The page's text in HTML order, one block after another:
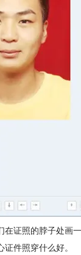
在证照的脖子处画
件照穿什么好。